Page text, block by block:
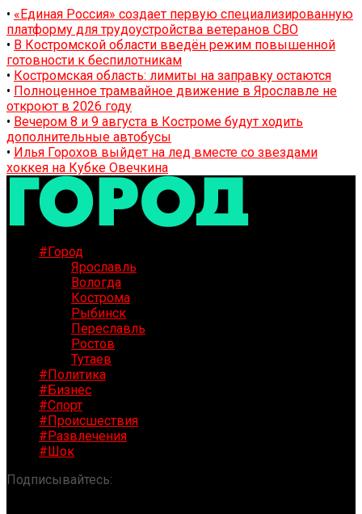
• «Единая Россия» создает первую специализированную
платформу для трудоустройства ветеранов СВО
• В Костромской области введён режим повышенной
готовности к беспилотникам
• Костромская область: лимиты на заправку остаются
• Полноценное трамвайное движение в Ярославле не
откроют в 2026 году
• Вечером 8 и 9 августа в Костроме будут ходить
дополнительные автобусы
• Илья Горохов выйдет на лед вместе со звездами
хоккея на Кубке Овечкина
#Город
Ярославль
Вологда
Кострома
Рыбинск
Переславль
Ростов
Тутаев
#Политика
#Бизнес
#Спорт
#Происшествия
#Развлечения
#Шок
Подписывайтесь: